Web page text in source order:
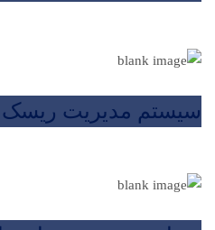
سیستم مدیریت ریسک